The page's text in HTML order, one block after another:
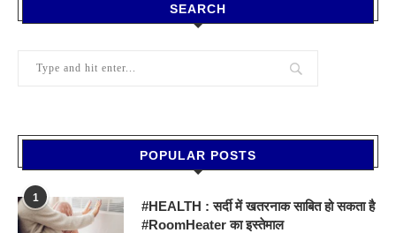
SEARCH
POPULAR POSTS
1
#HEALTH : सर्दी में खतरनाक साबित हो सकता है
#RoomHeater का इस्तेमाल